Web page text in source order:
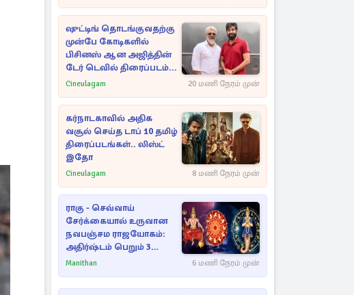
ஷுட்டிங் தொடங்குவதற்கு
முன்பே கோடிகளில்
பிசினஸ் ஆன அஜித்தின்
டேர் டெவில் திரைப்படம்...
Cineulagam 20 மணி நேரம் முன்
கர்நாடகாவில் அதிக
வசூல் செய்த டாப் 10 தமிழ்
திரைப்படங்கள்.. லிஸ்ட்
இதோ
Cineulagam 8 மணி நேரம் முன்
ராகு - செவ்வாய்
சேர்க்கையால் உருவான
நவபஞ்சம ராஜயோகம்:
அதிர்ஷ்டம் பெறும் 3
ராசிகள்!
Manithan 6 மணி நேரம் முன்